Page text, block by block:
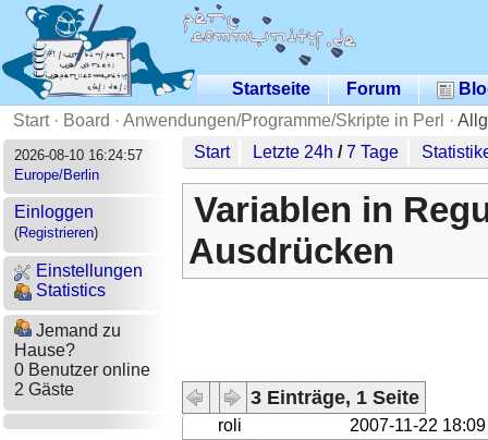
Startseite Forum
Start· Board · Anwendungen/Programme/Skripte in Perl ·
2026-08-10 16:24:57
Europe/Berlin
Einloggen
(Registrieren)
Einstellungen
Statistics
Jemand zu
Hause?
0 Benutzer online
2 Gäste
Start Letzte 24h /7 Tage
Variablen in
Ausdrücken
3 Einträge, 1 Seite
roli 2007-11-22 18:09